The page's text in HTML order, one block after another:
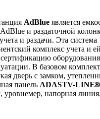
AdBlue является
и раздаточной
и раздачи. Эта система
комплекс учета и
В базовом
дверь с замком,
панель ADASTV-
уровнемер, напорная